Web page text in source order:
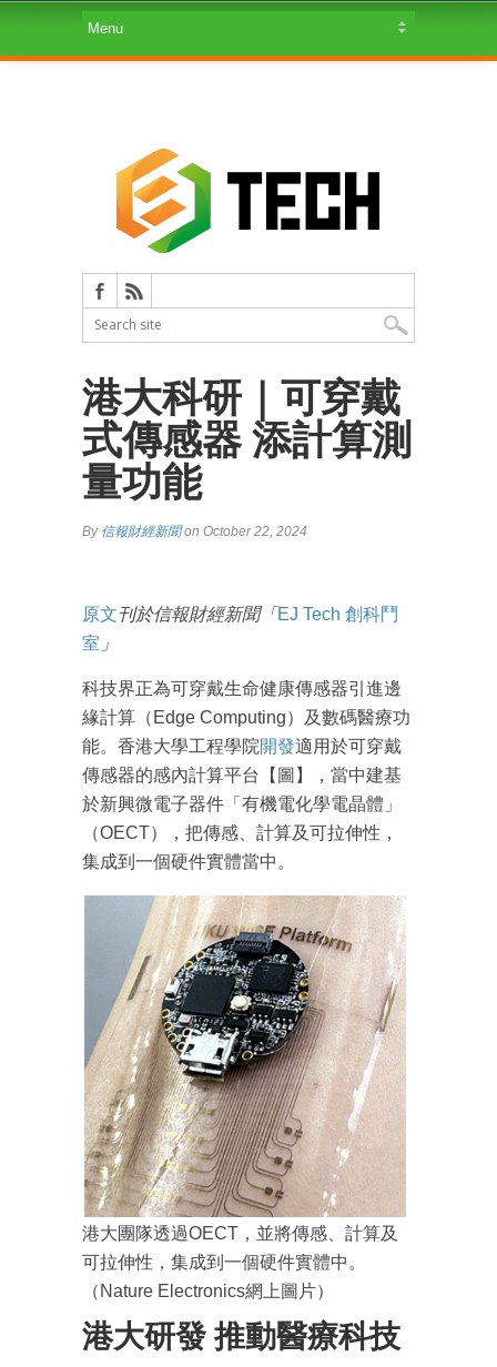
港大科研｜可穿戴
式傳感器 添計算測
量功能
By 信報財經新聞on October 22, 2024
原文刊於信報財經新聞「 EJ Tech 創科鬥
室 」
科技界正為可穿戴生命健康傳感器引進邊
緣計算（Edge Computing）及數碼醫療功
能。香港大學工程學院開發適用於可穿戴
傳感器的感內計算平台【圖】，當中建基
於新興微電子器件「有機電化學電晶體」
（OECT），把傳感、計算及可拉伸性，
集成到一個硬件實體當中。
港大團隊透過OECT，並將傳感、計算及
可拉伸性，集成到一個硬件實體中。
（Nature Electronics網上圖片）
港大研發 推動醫療科技